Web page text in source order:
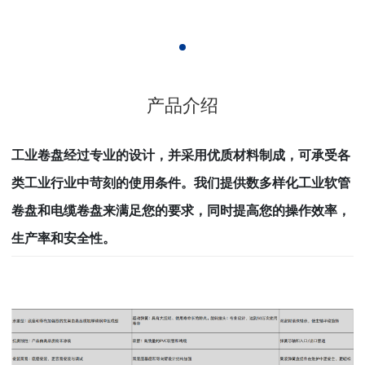
产品介绍
工业卷盘经过专业的设计，并采用优质材料制成，可承受各
类工业行业中苛刻的使用条件。 我们提供数多样化工业软管
卷盘和电缆卷盘来满足您的要求，同时提高您的操作效率，
生产率和安全性。